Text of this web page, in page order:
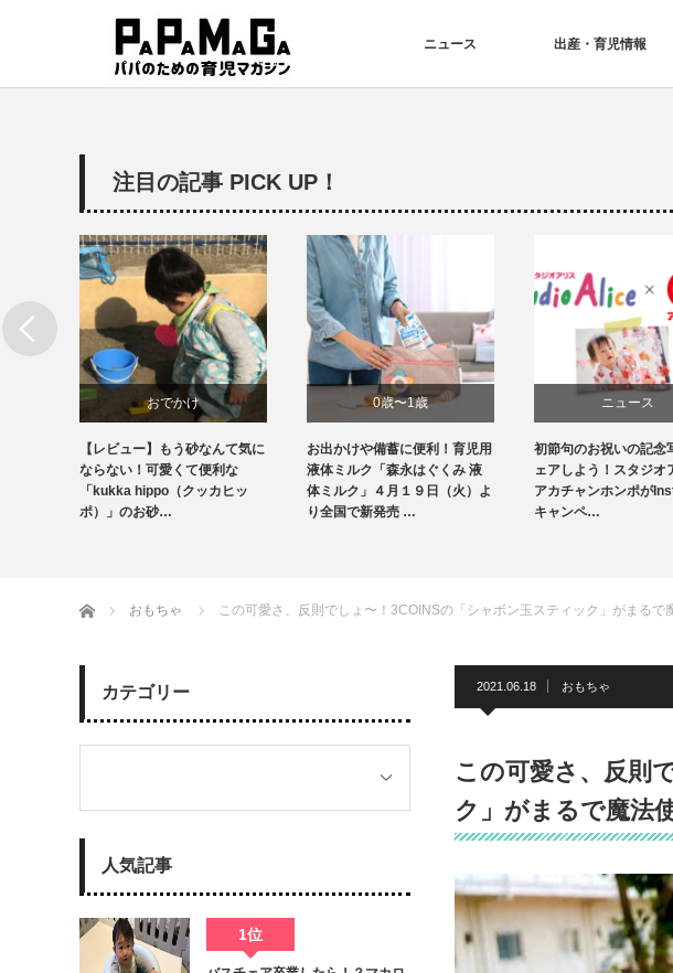
ニュース 出産・育児情報
注目の記事 PICK UP！
おでかけ
商品レビュー
育児グッズ
【レビュー】もう砂なんて気に
ならない！可愛くて便利な
「kukka hippo（クッカヒッ
ポ）」のお砂…
0歳〜1歳
ニュース
出産・育児情報
お出かけや備蓄に便利！育児用
液体ミルク「森永はぐくみ 液
体ミルク」４月１９日（火）よ
り全国で新発売 …
ニュース
初節句のお祝いの記念
ェアしよう！スタジオ
アカチャンホンポが
キャンペ…
ホーム おもちゃ この可愛さ、反則でしょ〜！3COINSの「シャボン玉スティック」がまるで
2021.06.18 おもちゃ
この可愛さ、反則
ク」がまるで魔法
カテゴリー
人気記事
1位